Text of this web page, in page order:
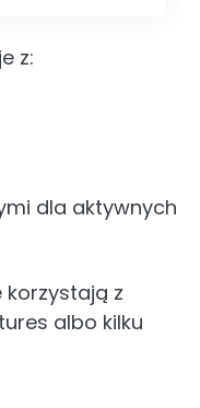
z:
dla aktywnych
korzystają z
albo kilku